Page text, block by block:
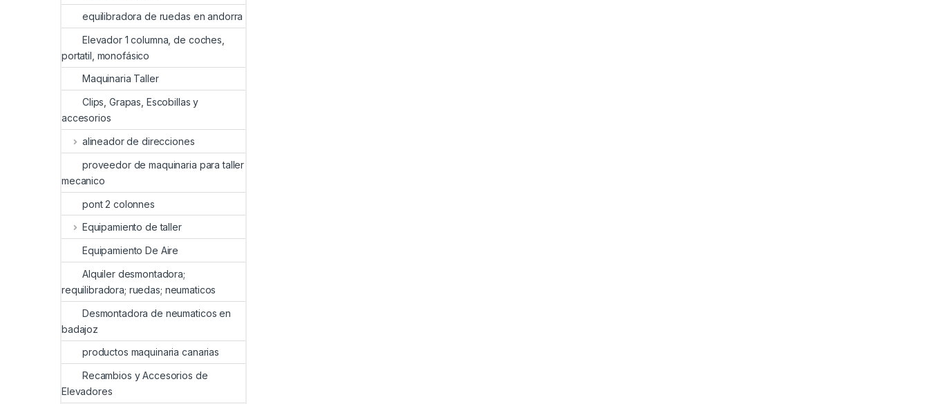
equilibradora de ruedas en andorra
Elevador 1 columna, de coches,
portatil, monofásico
Maquinaria Taller
Clips, Grapas, Escobillas y
accesorios
alineador de direcciones
proveedor de maquinaria para taller
mecanico
pont 2 colonnes
Equipamiento de taller
Equipamiento De Aire
Alquiler desmontadora;
requilibradora; ruedas; neumaticos
Desmontadora de neumaticos en
badajoz
productos maquinaria canarias
Recambios y Accesorios de
Elevadores